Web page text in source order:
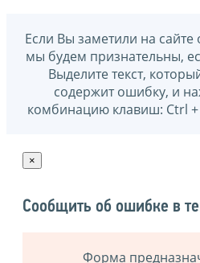
Если Вы заметили на сайте
мы будем признательны,
Выделите текст,
содержит ошибку, и
комбинацию клавиш: Ctrl
×
Сообщить об ошибке в
Форма